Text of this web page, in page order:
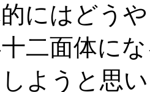
にはどう
二面体に
ようと思